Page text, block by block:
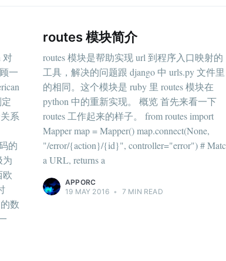
对
一
定
系
的
为
欧
数
routes 模块简介
routes 模块是帮助实现 url 到程序入口映射的
工具，解决的问题跟 django 中 urls.py 文件里
的相同。这个模块是 ruby 里 routes 模块在
python 中的重新实现。 概览 首先来看一下
routes 工作起来的样子。 from routes import
Mapper map = Mapper() map.connect(None,
"/error/{action}/{id}", controller="error") #
a URL, returns a
APPORC
19 MAY 2016 • 7 MIN READ